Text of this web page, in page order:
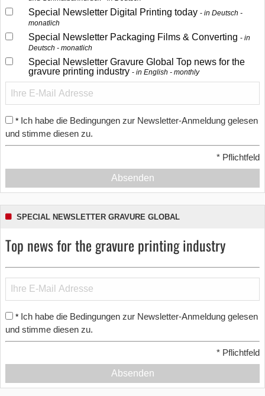
Special Newsletter Digital Printing today
in Deutsch -
monatlich
Special Newsletter Packaging Films & Converting
in
Deutsch - monatlich
Special Newsletter Gravure Global Top news for the
gravure printing industry
in English - monthly
* Ich habe die Bedingungen zur Newsletter-Anmeldung gelesen
und stimme diesen zu.
* Pflichtfeld
Absenden
SPECIAL NEWSLETTER GRAVURE GLOBAL
Top news for the gravure printing industry
* Ich habe die Bedingungen zur Newsletter-Anmeldung gelesen
und stimme diesen zu.
* Pflichtfeld
Absenden